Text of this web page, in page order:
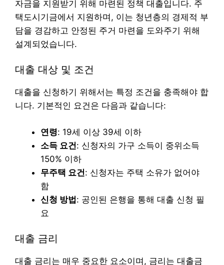
자금을 지원받기 위해 마련된 정책 대출입니다. 주
택도시기금에서 지원하며, 이는 청년층의 경제적 부
담을 경감하고 안정된 주거 마련을 도와주기 위해
설계되었습니다.
대출 대상 및 조건
대출을 신청하기 위해서는 특정 조건을 충족해야 합
니다. 기본적인 요건은 다음과 같습니다:
연령: 19세 이상 39세 이하
소득 요건: 신청자의 가구 소득이 중위소득
150% 이하
무주택 요건: 신청자는 주택 소유가 없어야
함
신청 방법: 공인된 은행을 통해 대출 신청 필
요
대출 금리
대출 금리는 매우 중요한 요소이며, 금리는 대출금